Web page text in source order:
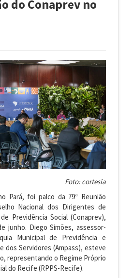
do Conaprev no
Foto: cortesia
Pará, foi palco da 79ª Reunião
Nacional dos Dirigentes de
Previdência Social (Conaprev),
junho. Diego Simões, assessor-
Municipal de Previdência e
dos Servidores (Ampass), esteve
representando o Regime Próprio
do Recife (RPPS-Recife).